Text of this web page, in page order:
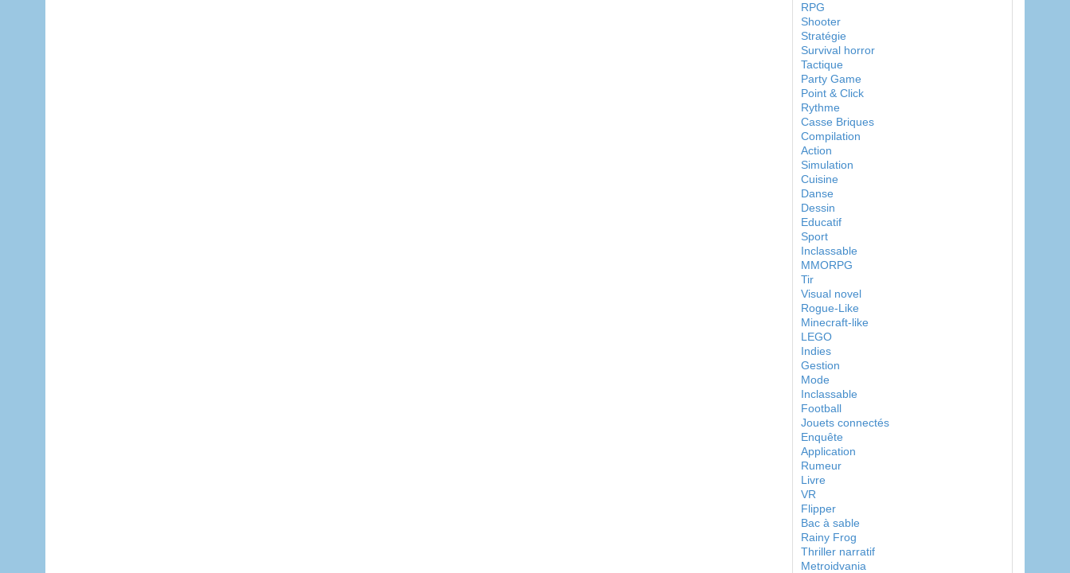
RPG
Shooter
Stratégie
Survival horror
Tactique
Party Game
Point & Click
Rythme
Casse Briques
Compilation
Action
Simulation
Cuisine
Danse
Dessin
Educatif
Sport
Inclassable
MMORPG
Tir
Visual novel
Rogue-Like
Minecraft-like
LEGO
Indies
Gestion
Mode
Inclassable
Football
Jouets connectés
Enquête
Application
Rumeur
Livre
VR
Flipper
Bac à sable
Rainy Frog
Thriller narratif
Metroidvania